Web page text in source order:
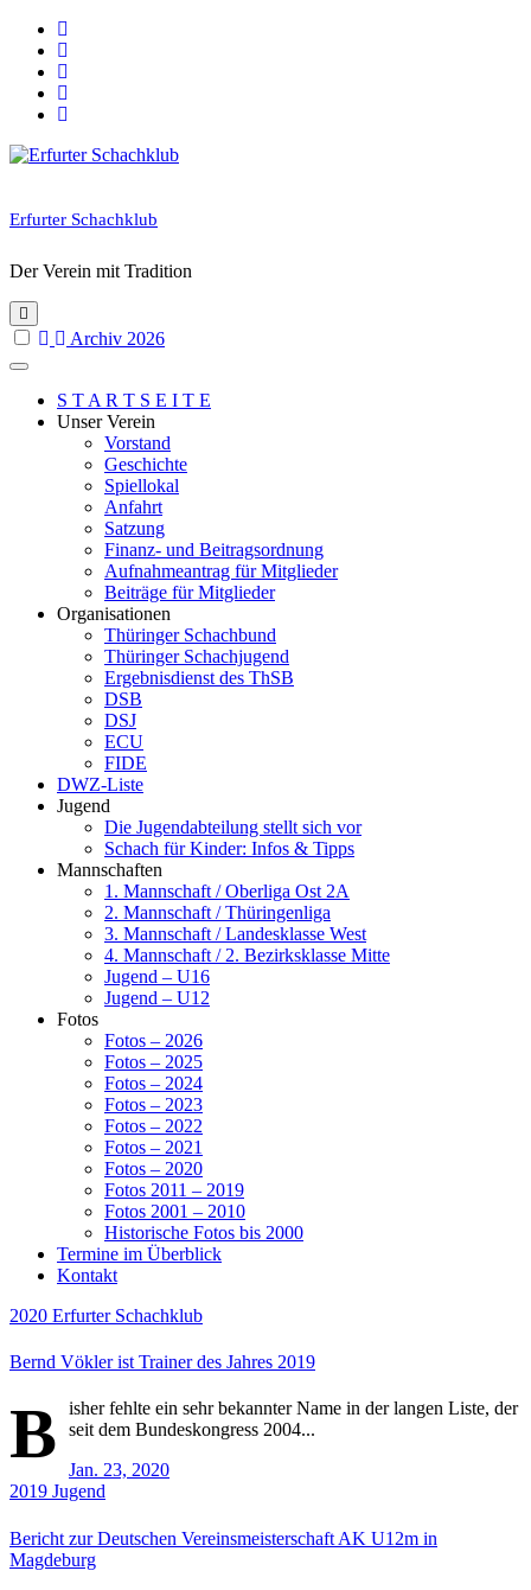
Skip
content
Erfurter Schachklub
Der Verein mit Tradition
Archiv 2026
S T A R T S E I T E
Unser Verein
Vorstand
Geschichte
Spiellokal
Anfahrt
Satzung
Finanz- und Beitragsordnung
Aufnahmeantrag für Mitglieder
Beiträge für Mitglieder
Organisationen
Thüringer Schachbund
Thüringer Schachjugend
Ergebnisdienst des ThSB
DSB
DSJ
ECU
FIDE
DWZ-Liste
Jugend
Die Jugendabteilung stellt sich vor
Schach für Kinder: Infos & Tipps
Mannschaften
1. Mannschaft / Oberliga Ost 2A
2. Mannschaft / Thüringenliga
3. Mannschaft / Landesklasse West
4. Mannschaft / 2. Bezirksklasse Mitte
Jugend – U16
Jugend – U12
Fotos
Fotos – 2026
Fotos – 2025
Fotos – 2024
Fotos – 2023
Fotos – 2022
Fotos – 2021
Fotos – 2020
Fotos 2011 – 2019
Fotos 2001 – 2010
Historische Fotos bis 2000
Termine im Überblick
Kontakt
2020 Erfurter Schachklub
Bernd Vökler ist Trainer des Jahres 2019
B
isher fehlte ein sehr bekannter Name in der langen Liste, der
seit dem Bundeskongress 2004...
Jan. 23, 2020
2019 Jugend
Bericht zur Deutschen Vereinsmeisterschaft AK U12m in
Magdeburg